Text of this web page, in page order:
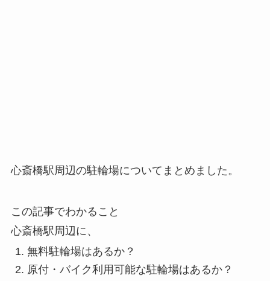
心斎橋駅周辺の駐輪場についてまとめました。
この記事でわかること
心斎橋駅周辺に、
無料駐輪場はあるか？
原付・バイク利用可能な駐輪場はあるか？